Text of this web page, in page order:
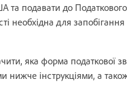
та подавати до
необхідна для
яка форма податкової
нижче інструкціями, а